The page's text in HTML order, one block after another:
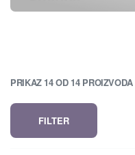
PRIKAZ 14OD 14PROIZVODA
FILTER